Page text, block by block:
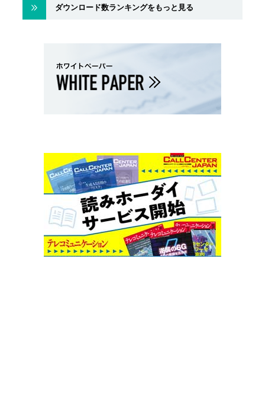
ダウンロード数ランキングをもっと見る